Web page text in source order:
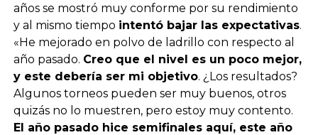
años se mostró muy conforme por su rendimiento
y al mismo tiempo intentó bajar las expectativas.
«He mejorado en polvo de ladrillo con respecto al
año pasado. Creo que el nivel es un poco mejor,
y este debería ser mi objetivo. ¿Los resultados?
Algunos torneos pueden ser muy buenos, otros
quizás no lo muestren, pero estoy muy contento.
El año pasado hice semifinales aquí, este año